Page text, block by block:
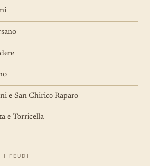
e San Chirico Raparo
e Torricella
I FEUDI